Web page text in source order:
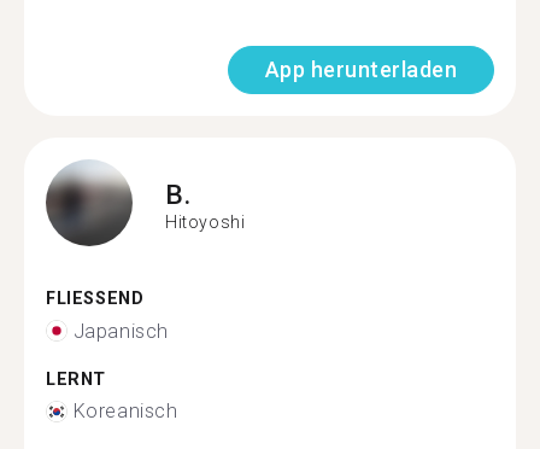
App herunterladen
B.
Hitoyoshi
FLIESSEND
Japanisch
LERNT
Koreanisch